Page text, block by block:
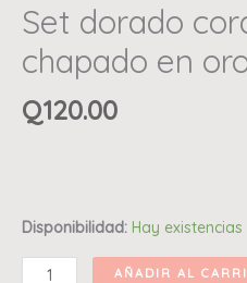
Set dorado
chapado en
Q120.00
Disponibilidad: Hay existencias
AÑADIR AL